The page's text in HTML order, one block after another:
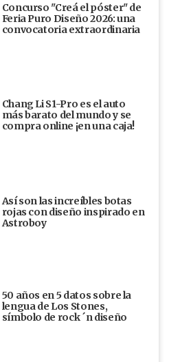
Concurso "Creá el póster" de
Feria Puro Diseño 2026: una
convocatoria extraordinaria
Chang Li S1-Pro es el auto
más barato del mundo y se
compra online ¡en una caja!
Así son las increíbles botas
rojas con diseño inspirado en
Astroboy
50 años en 5 datos sobre la
lengua de Los Stones,
símbolo de rock ´n diseño